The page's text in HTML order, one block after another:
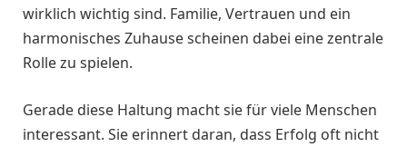
wirklich wichtig sind. Familie, Vertrauen und ein
harmonisches Zuhause scheinen dabei eine zentrale
Rolle zu spielen.
Gerade diese Haltung macht sie für viele Menschen
interessant. Sie erinnert daran, dass Erfolg oft nicht